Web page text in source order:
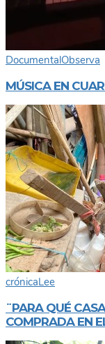
DocumentalObserva
MÚSICA EN
crónicaLee
¨PARA QUÉ
COMPRADA EN